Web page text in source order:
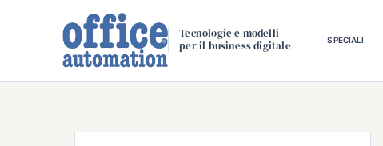
Tecnologie e modelli
per il business digitale
SPECIALI